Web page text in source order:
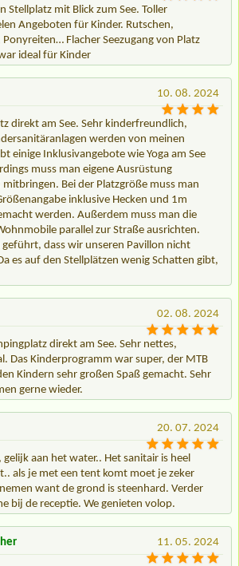
Stellplatz mit Blick zum See. Toller
Angeboten für Kinder. Rutschen,
Flacher Seezugang von Platz
ideal für Kinder
10. 08. 2024
direkt am See. Sehr kinderfreundlich,
werden von meinen
einige Inklusivangebote wie Yoga am See
muss man eigene Ausrüstung
Bei der Platzgröße muss man
inklusive Hecken und 1m
werden. Außerdem muss man die
parallel zur Straße ausrichten.
geführt, dass wir unseren Pavillon nicht
es auf den Stellplätzen wenig Schatten gibt,
02. 08. 2024
direkt am See. Sehr nettes,
Das Kinderprogramm war super, der MTB
Kindern sehr großen Spaß gemacht. Sehr
gerne wieder.
20. 07. 2024
gelijk aan het water.. Het sanitair is heel
als je met een tent komt moet je zeker
want de grond is steenhard. Verder
bij de receptie. We genieten volop.
11. 05. 2024